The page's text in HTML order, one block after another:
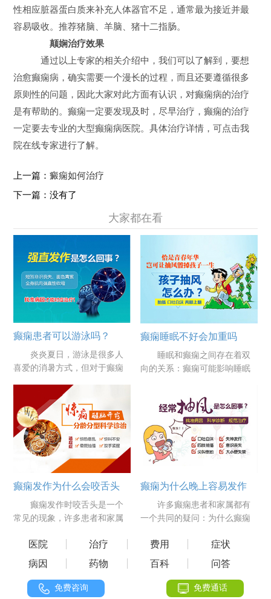
性相应脏器蛋白质来补充人体器官不足，通常最为接近并最
容易吸收。推荐猪脑、羊脑、猪十二指肠。
颠娴治疗效果
通过以上专家的相关介绍中，我们可以了解到，要想
治愈癫痫病，确实需要一个漫长的过程，而且还要遵循很多
原则性的问题，因此大家对此方面有认识，对癫痫病的治疗
是有帮助的。癫痫一定要发现及时，尽早治疗，癫痫的治疗
一定要去专业的大型癫痫病医院。具体治疗详情，可点击我
院在线专家进行了解。
上一篇：癜痫如何治疗
下一篇：没有了
大家都在看
癫痫患者可以游泳吗？
炎炎夏日，游泳是很多人
喜爱的消暑方式，但对于癫痫
重考虑。游泳......
癫痫睡眠不好会加重吗
睡眠和癫痫之间存在着双
向的关系：癫痫可能影响睡眠
可能加重癫痫......
癫痫发作为什么会咬舌头
癫痫发作时咬舌头是一个
常见的现象，许多患者和家属
海医院对此进......
癫痫为什么晚上容易发作
许多癫痫患者和家属都有
一个共同的疑问：为什么癫痫
医院对此进行......
医院 治疗 费用
症状
病因
药物 百科 问答
免费咨询 免费通话